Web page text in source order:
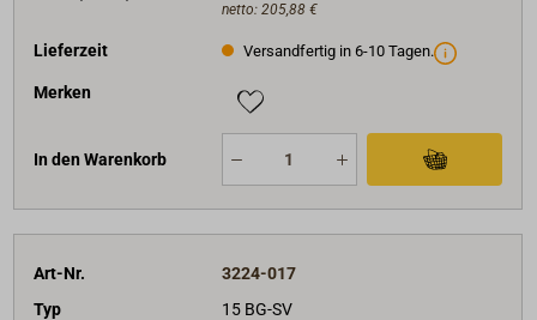
netto: 205,88 €
Lieferzeit Versandfertig in 6-10 Tagen.
Merken
In den Warenkorb
Art-Nr.
3224-017
Typ
15 BG-SV